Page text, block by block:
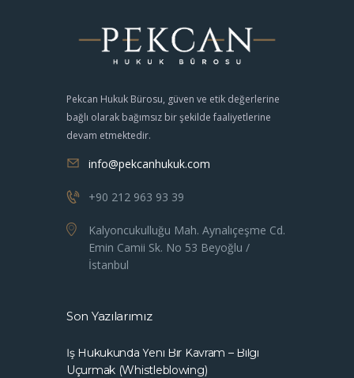
Pekcan Hukuk Bürosu, güven ve etik değerlerine
bağlı olarak bağımsız bir şekilde faaliyetlerine
devam etmektedir.
info@pekcanhukuk.com
+90 212 963 93 39
Kalyoncukulluğu Mah. Aynalıçeşme Cd.
Emin Camii Sk. No 53 Beyoğlu /
İstanbul
Son Yazılarımız
İş Hukukunda Yeni Bir Kavram – Bilgi
Uçurmak (Whistleblowing)